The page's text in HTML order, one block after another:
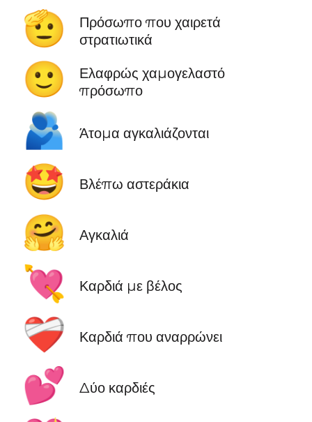
🫡
Πρόσωπο που χαιρετά
στρατιωτικά
🙂
Ελαφρώς χαμογελαστό
πρόσωπο
🫂 Άτομα αγκαλιάζονται
🤩 Βλέπω αστεράκια
🤗 Αγκαλιά
💘 Καρδιά με βέλος
❤️‍🩹 Καρδιά που αναρρώνει
💕 Δύο καρδιές